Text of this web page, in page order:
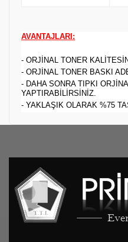
AVANTAJLARI:
- ORJİNAL TONER
- ORJİNAL TONER BASKI
- DAHA SONRA TIPKI
YAPTIRABİLİRSİNİZ.
- YAKLAŞIK OLARAK %75